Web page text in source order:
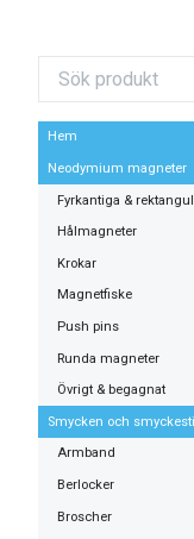
Hem
Neodymium magneter
Fyrkantiga &
Hålmagneter
Krokar
Magnetfiske
Push pins
Runda magneter
Övrigt & begagnat
Smycken och
Armband
Berlocker
Broscher